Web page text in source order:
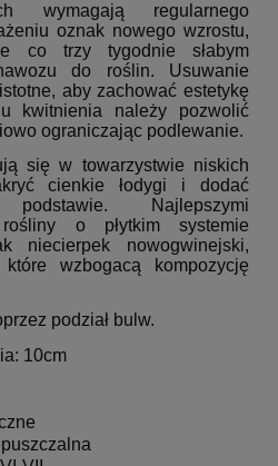
wymagają regularnego
oznak nowego wzrostu,
co trzy tygodnie słabym
do roślin. Usuwanie
aby zachować estetykę
kwitnienia należy pozwolić
ograniczając podlewanie.
się w towarzystwie niskich
cienkie łodygi i dodać
Najlepszymi
o płytkim systemie
niecierpek nowogwinejski,
wzbogacą kompozycję
podział bulw.
10cm